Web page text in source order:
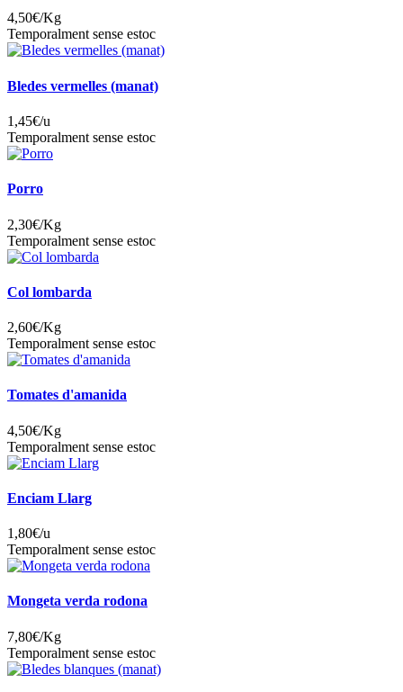
4,50€/Kg
Temporalment sense estoc
Bledes vermelles (manat)
1,45€/u
Temporalment sense estoc
Porro
2,30€/Kg
Temporalment sense estoc
Col lombarda
2,60€/Kg
Temporalment sense estoc
Tomates d'amanida
4,50€/Kg
Temporalment sense estoc
Enciam Llarg
1,80€/u
Temporalment sense estoc
Mongeta verda rodona
7,80€/Kg
Temporalment sense estoc